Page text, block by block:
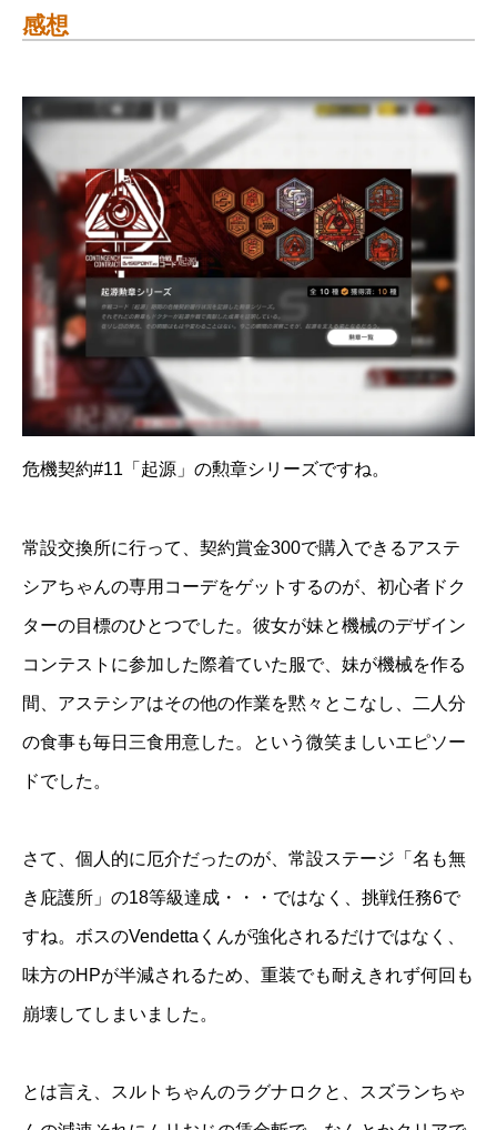
感想
危機契約#11「起源」の勲章シリーズですね。
常設交換所に行って、契約賞金300で購入できるアステ
シアちゃんの専用コーデをゲットするのが、初心者ドク
ターの目標のひとつでした。彼女が妹と機械のデザイン
コンテストに参加した際着ていた服で、妹が機械を作る
間、アステシアはその他の作業を黙々とこなし、二人分
の食事も毎日三食用意した。という微笑ましいエピソー
ドでした。
さて、個人的に厄介だったのが、常設ステージ「名も無
き庇護所」の18等級達成・・・ではなく、挑戦任務6で
すね。ボスのVendettaくんが強化されるだけではなく、
味方のHPが半減されるため、重装でも耐えきれず何回も
崩壊してしまいました。
とは言え、スルトちゃんのラグナロクと、スズランちゃ